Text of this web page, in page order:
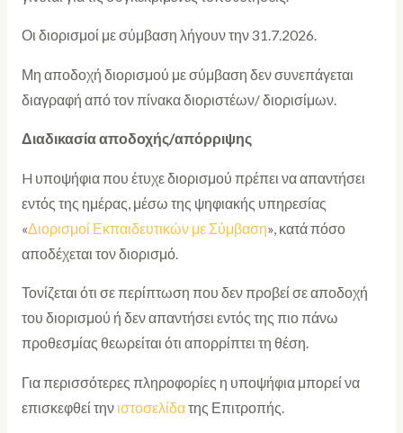
Οι διορισμοί με σύμβαση λήγουν την 31.7.2026.
Μη αποδοχή διορισμού με σύμβαση δεν συνεπάγεται
διαγραφή από τον πίνακα διοριστέων/ διορισίμων.
Διαδικασία αποδοχής/απόρριψης
H υποψήφια που έτυχε διορισμού πρέπει να απαντήσει
εντός της ημέρας, μέσω της ψηφιακής υπηρεσίας
«Διορισμοί Εκπαιδευτικών με Σύμβαση», κατά πόσο
αποδέχεται τον διορισμό.
Τονίζεται ότι σε περίπτωση που δεν προβεί σε αποδοχή
του διορισμού ή δεν απαντήσει εντός της πιο πάνω
προθεσμίας θεωρείται ότι απορρίπτει τη θέση.
Για περισσότερες πληροφορίες η υποψήφια μπορεί να
επισκεφθεί την ιστοσελίδατης Επιτροπής.